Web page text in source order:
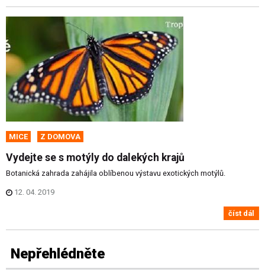
MICE Z DOMOVA
Vydejte se s motýly do dalekých krajů
Botanická zahrada zahájila oblíbenou výstavu exotických motýlů.
12. 04. 2019
číst dál
Nepřehlédněte